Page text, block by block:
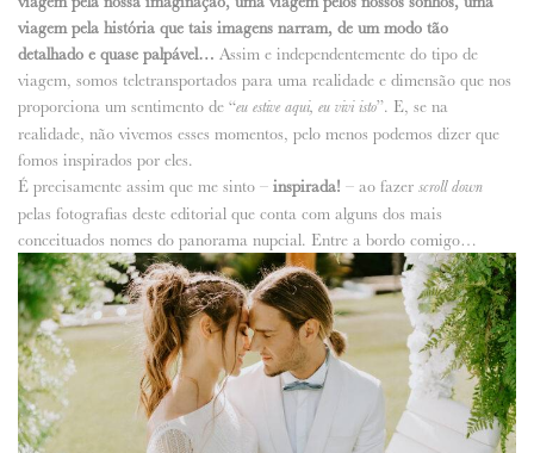
ANUNCIE CONNOSCO
viagem pela história que tais imagens narram, de um modo tão
detalhado e quase palpável… Assim e independentemente do tipo de
viagem, somos teletransportados para uma realidade e dimensão que nos
proporciona um sentimento de “eu estive aqui, eu vivi isto”. E, se na
realidade, não vivemos esses momentos, pelo menos podemos dizer que
fomos inspirados por eles.
É precisamente assim que me sinto – inspirada! – ao fazer scroll down
pelas fotografias deste editorial que conta com alguns dos mais
conceituados nomes do panorama nupcial. Entre a bordo comigo…